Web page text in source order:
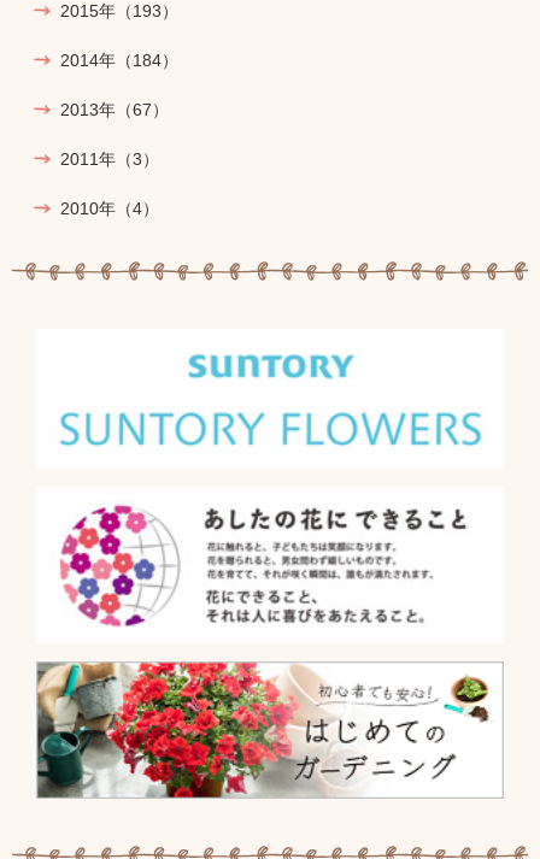
2015年 （193）
2014年 （184）
2013年 （67）
2011年 （3）
2010年 （4）